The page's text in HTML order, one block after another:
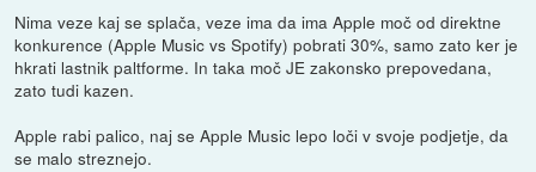
Nima veze kaj se splača, veze ima da ima Apple moč od direktne
konkurence (Apple Music vs Spotify) pobrati 30%, samo zato ker je
hkrati lastnik paltforme. In taka moč JE zakonsko prepovedana,
zato tudi kazen.
Apple rabi palico, naj se Apple Music lepo loči v svoje podjetje, da
se malo streznejo.